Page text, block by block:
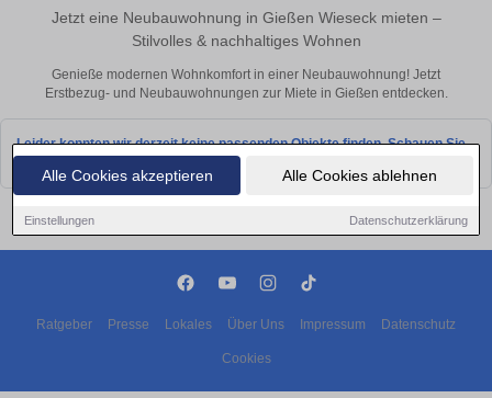
Alle Cookies akzeptieren Alle Cookies ablehnen
Einstellungen Datenschutzerklärung
Jetzt eine Neubauwohnung in Gießen Wieseck mieten –
Stilvolles & nachhaltiges Wohnen
Genieße modernen Wohnkomfort in einer Neubauwohnung! Jetzt
Erstbezug- und Neubauwohnungen zur Miete in Gießen entdecken.
Leider konnten wir derzeit keine passenden Objekte finden. Schauen Sie
Ratgeber Presse Lokales Über Uns Impressum Datenschutz
Cookies